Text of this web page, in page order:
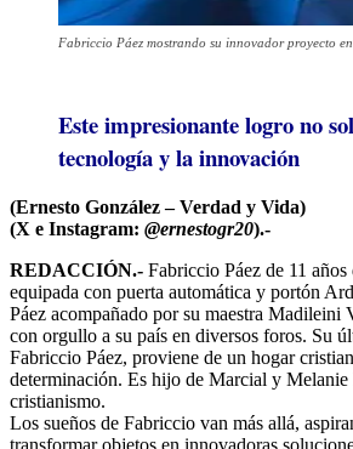
Fabriccio Páez mostrando su innovador proyecto
Este impresionante logro no
tecnología y la innovación
(Ernesto González – Verdad y Vida)
(X e Instagram: @ernestogr20).-
REDACCIÓN.- Fabriccio Páez de 11
equipada con puerta automática y portón
Páez acompañado por su maestra
con orgullo a su país en diversos foros. Su
Fabriccio Páez, proviene de un hogar
determinación. Es hijo de Marcial y Melanie
cristianismo.
Los sueños de Fabriccio van más allá,
transformar objetos en innovadoras